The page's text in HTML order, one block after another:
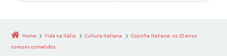
Home Vida na Itália Cultura Italiana
Cozinha Italiana: os 10 erros
comuns cometidos